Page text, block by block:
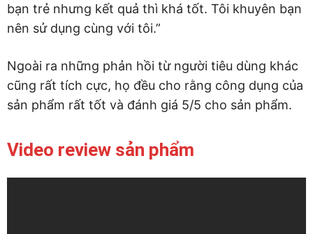
bạn trẻ nhưng kết quả thì khá tốt. Tôi khuyên bạn
nên sử dụng cùng với tôi.”
Ngoài ra những phản hồi từ người tiêu dùng khác
cũng rất tích cực, họ đều cho rằng công dụng của
sản phẩm rất tốt và đánh giá 5/5 cho sản phẩm.
Video review sản phẩm